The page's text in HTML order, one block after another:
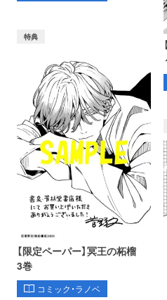
特典
【限定ペーパー】冥王の柘榴
3巻
コミック・ラノベ